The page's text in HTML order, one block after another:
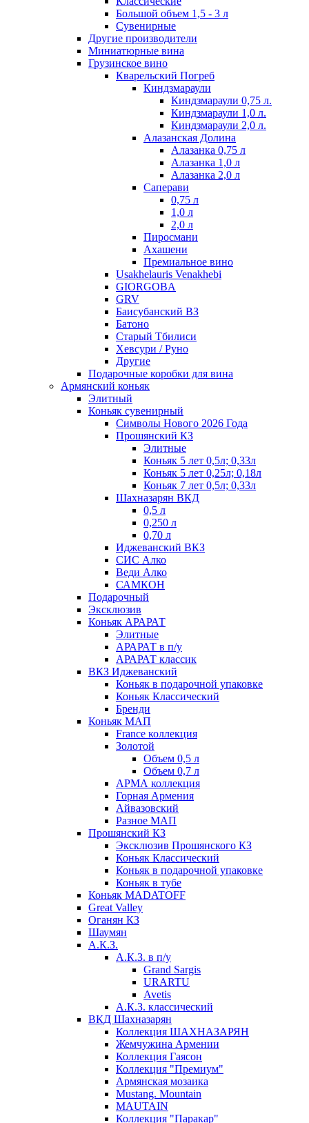
Большой объем 1,5 - 3 л
Сувенирные
Другие производители
Миниатюрные вина
Грузинское вино
Кварельский Погреб
Киндзмараули
Киндзмараули 0,75 л.
Киндзмараули 1,0 л.
Киндзмараули 2,0 л.
Алазанская Долина
Алазанка 0,75 л
Алазанка 1,0 л
Алазанка 2,0 л
Саперави
0,75 л
1,0 л
2,0 л
Пиросмани
Ахашени
Премиальное вино
Usakhelauris Venakhebi
GIORGOBA
GRV
Баисубанский ВЗ
Батоно
Старый Тбилиси
Хевсури / Руно
Другие
Подарочные коробки для вина
Армянский коньяк
Элитный
Коньяк сувенирный
Символы Нового 2026 Года
Прошянский КЗ
Элитные
Коньяк 5 лет 0,5л; 0,33л
Коньяк 5 лет 0,25л; 0,18л
Коньяк 7 лет 0,5л; 0,33л
Шахназарян ВКД
0,5 л
0,250 л
0,70 л
Иджеванский ВКЗ
СИС Алко
Веди Алко
САМКОН
Подарочный
Эксклюзив
Коньяк АРАРАТ
Элитные
АРАРАТ в п/у
АРАРАТ классик
ВКЗ Иджеванский
Коньяк в подарочной упаковке
Коньяк Классический
Бренди
Коньяк МАП
France коллекция
Золотой
Объем 0,5 л
Объем 0,7 л
АРМА коллекция
Горная Армения
Айвазовский
Разное МАП
Прошянский КЗ
Эксклюзив Прошянского КЗ
Коньяк Классический
Коньяк в подарочной упаковке
Коньяк в тубе
Коньяк MADATOFF
Great Valley
Оганян КЗ
Шаумян
А.К.З.
А.К.З. в п/у
Grand Sargis
URARTU
Avetis
А.К.З. классический
ВКД Шахназарян
Коллекция ШАХНАЗАРЯН
Жемчужина Армении
Коллекция Гаясон
Коллекция "Премиум"
Армянская мозаика
Mustang. Mountain
MAUTAIN
Коллекция "Паракар"